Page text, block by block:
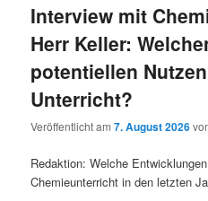
Interview mit
Herr Keller:
potentiellen
Unterricht?
Veröffentlicht am7. August 2026
Redaktion: Welche
Chemieunterricht in den letzten